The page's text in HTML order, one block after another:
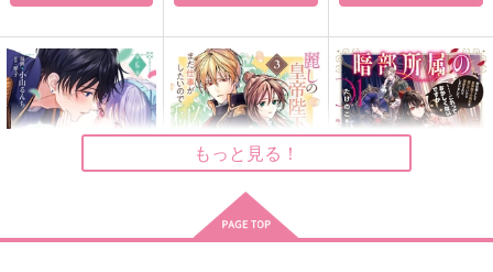
colorful box
円（税込）
one day,
noisette＋
専売 865円（税込）
ユーリ!!! on ICE
ヴィクトル×勝生勇利
The Final Season, an
d then…
ヴィクトル×勝生勇利
もっと見る！